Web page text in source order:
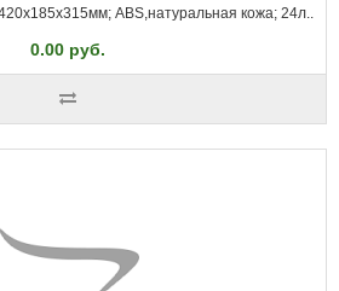
ABS,натуральная кожа; 24л..
0.00 руб.